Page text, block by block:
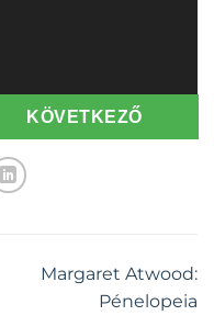
KÖVETKEZŐ
Margaret Atwood:
Pénelopeia